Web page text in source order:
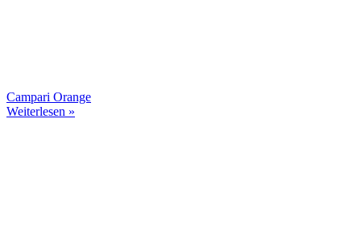
Campari Orange
Weiterlesen »